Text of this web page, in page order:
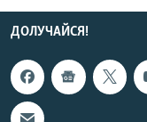
ДОЛУЧАЙСЯ!